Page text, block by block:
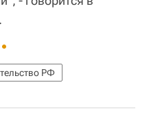
РФ